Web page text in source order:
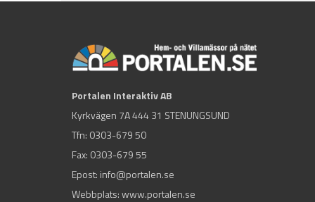
Portalen Interaktiv AB
Kyrkvägen 7A 444 31 STENUNGSUND
Tfn: 0303-679 50
Fax: 0303-679 55
Epost: info@portalen.se
Webbplats: www.portalen.se